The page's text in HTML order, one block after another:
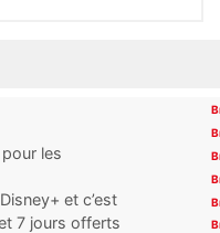
les
et c’est
7 jours offerts